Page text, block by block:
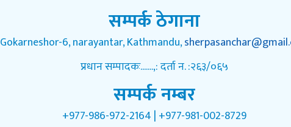
सम्पर्क ठेगाना
Gokarneshor-6, narayantar, Kathmandu,
प्रधान सम्पादकः.......,: दर्ता न. :२६३/०६५
सम्पर्क नम्बर
+977-986-972-2164 | +977-981-002-8729